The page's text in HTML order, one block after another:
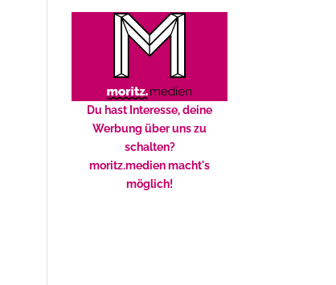
Du hast Interesse, deine
Werbung über uns zu
schalten?
moritz.medien macht's
möglich!